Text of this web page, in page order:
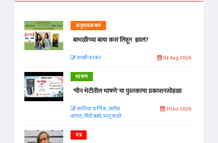
अनुभवकथन
बाभळीच्या बाया कसं लिहून झालं?
वनश्री वनकर 02 Aug 2026
भाषण
'चीन भेटीतील भाषणे' या पुस्तकाचा प्रकाशनसोहळा
सानिया कर्णिक, सतीश
बागल, नीती बडवे, भानू काळे
30 Jul 2026
पत्र